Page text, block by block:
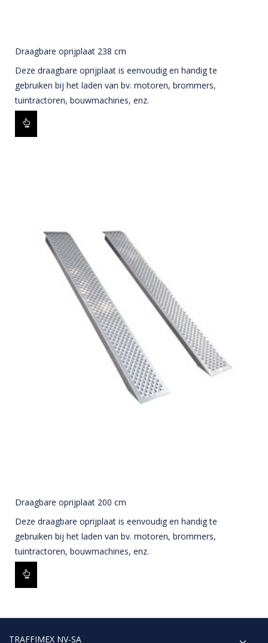
Draagbare oprijplaat 238 cm
Deze draagbare oprijplaat is eenvoudig en handig te
gebruiken bij het laden van bv. motoren, brommers,
tuintractoren, bouwmachines, enz.
Draagbare oprijplaat 200 cm
Deze draagbare oprijplaat is eenvoudig en handig te
gebruiken bij het laden van bv. motoren, brommers,
tuintractoren, bouwmachines, enz.
TRAFFIMEX NV-SA